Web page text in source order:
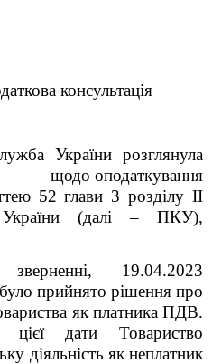
консультація
України розглянула
оподаткування
52 глави 3 розділу ІІ
України (далі – ПКУ),
19.04.2023
прийнято рішення про
як платника ПДВ.
дати Товариство
діяльність як неплатник